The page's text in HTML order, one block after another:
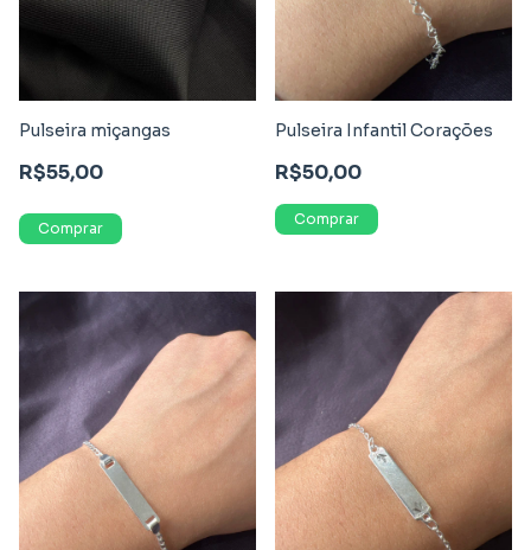
Pulseira miçangas
R$55,00
Pulseira Infantil Corações
R$50,00